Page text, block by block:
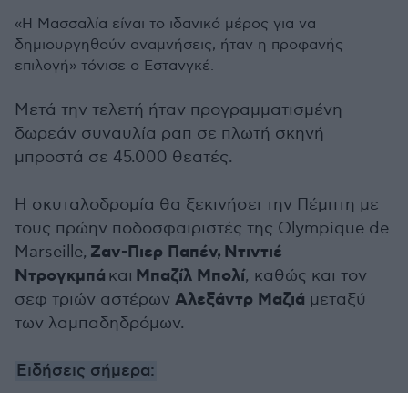
«Η Μασσαλία είναι το ιδανικό μέρος για να
δημιουργηθούν αναμνήσεις, ήταν η προφανής
επιλογή» τόνισε ο Εστανγκέ.
Μετά την τελετή ήταν προγραμματισμένη
δωρεάν συναυλία ραπ σε πλωτή σκηνή
μπροστά σε 45.000 θεατές.
Η σκυταλοδρομία θα ξεκινήσει την Πέμπτη με
τους πρώην ποδοσφαιριστές της Olympique de
Marseille, Ζαν-Πιερ Παπέν, Ντιντιέ
Ντρογκμπά και Μπαζίλ Μπολί, καθώς και τον
σεφ τριών αστέρων Αλεξάντρ Μαζιά μεταξύ
των λαμπαδηδρόμων.
Ειδήσεις σήμερα: